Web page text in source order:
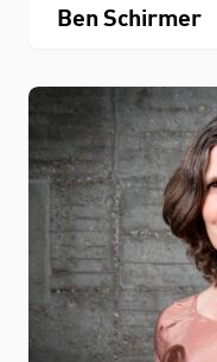
Ben Schirmer